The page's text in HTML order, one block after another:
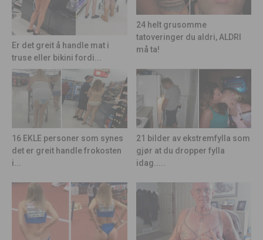
Er det greit å handle mat i
truse eller bikini fordi...
24 helt grusomme
tatoveringer du aldri, ALDRI
må ta!
16 EKLE personer som synes
det er greit handle frokosten
i...
21 bilder av ekstremfylla som
gjør at du dropper fylla
idag.....